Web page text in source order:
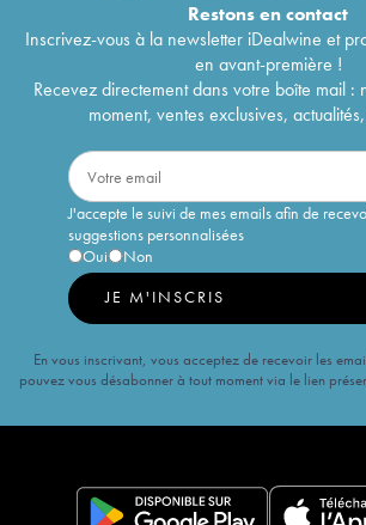
Restons encontact
Inscrivez-vous à la newsletter iDealwine et
en avant-première !
Recevez directement dans votre boîte mail :
moment, ventes exclusives,
J'accepte le suivi de mes emails afin de
suggestions personnalisées
Oui
Non
JE M'INSCRIS
En vous inscrivant, vous acceptez de recevoir les
pouvez vous désabonner à tout moment via le lien